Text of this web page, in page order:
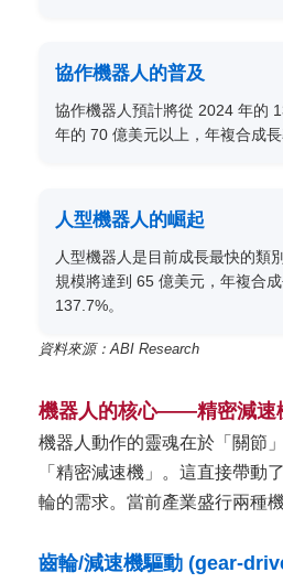
協作機器人的普及
協作機器人預計將從 2024 年的
年的 70 億美元以上，年複合成長
人型機器人的崛起
人型機器人是目前成長最快的類
規模將達到 65 億美元，年複合
137.7%。
資料來源：ABI Research
機器人的核心——精密減速
機器人動作的靈魂在於「關節
「精密減速機」。這直接帶動
輪的需求。當前產業盛行兩種
齒輪/減速機驅動 (gear-